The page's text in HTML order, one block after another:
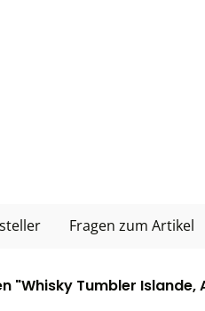
Fragen zum Artikel
"Whisky Tumbler Islande,